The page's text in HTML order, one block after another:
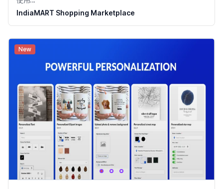
IndiaMART Shopping Marketplace
New